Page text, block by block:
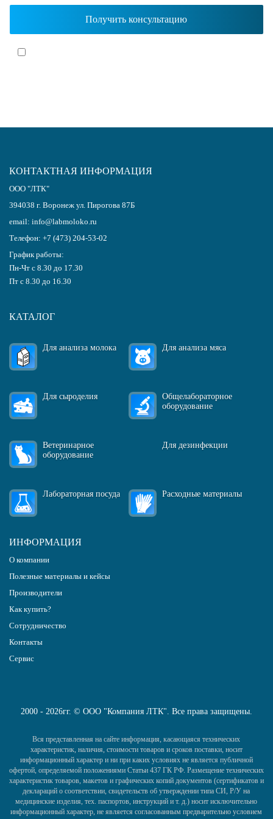
КОНТАКТНАЯ ИНФОРМАЦИЯ
ООО "ЛТК"
394038 г. Воронеж ул. Пирогова 87Б
email: info@labmoloko.ru
Телефон: +7 (473) 204-53-02
График работы:
Пн-Чт с 8.30 до 17.30
Пт с 8.30 до 16.30
КАТАЛОГ
Для анализа молока Для анализа мяса
Для сыроделия
Общелабораторное
оборудование
Ветеринарное
оборудование
Для дезинфекции
Лабораторная посуда Расходные материалы
ИНФОРМАЦИЯ
О компании
Полезные материалы и кейсы
Производители
Как купить?
Сотрудничество
Контакты
Сервис
2000 - 2026гг. © ООО "Компания ЛТК". Все права защищены.
Вся представленная на сайте информация, касающаяся технических
характеристик, наличия, стоимости товаров и сроков поставки, носит
информационный характер и ни при каких условиях не является публичной
офертой, определяемой положениями Статьи 437 ГК РФ. Размещение технических
характеристик товаров, макетов и графических копий документов (сертификатов и
деклараций о соответствии, свидетельств об утверждении типа СИ, Р/У на
медицинские изделия, тех. паспортов, инструкций и т. д.) носит исключительно
информационный характер, не является согласованным предварительно условием